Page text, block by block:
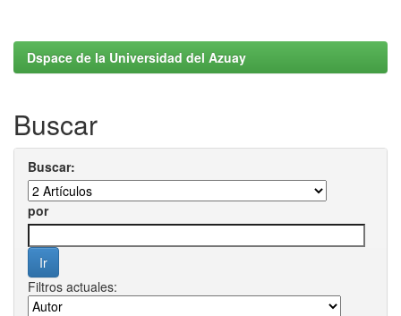
Dspace de la Universidad del Azuay
Buscar
Buscar:
por
Filtros actuales: